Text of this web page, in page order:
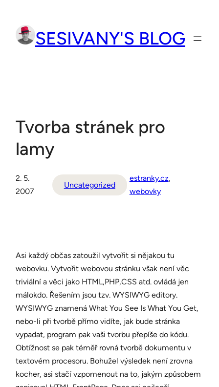
obsah
SESIVANY'S BLOG
Tvorba stránek pro
lamy
2. 5.
2007
Uncategorized
estranky.cz,
webovky
Asi každý občas zatoužil vytvořit si nějakou tu
webovku. Vytvořit webovou stránku však není věc
triviální a věci jako HTML,PHP,CSS atd. ovládá jen
málokdo. Řešením jsou tzv. WYSIWYG editory.
WYSIWYG znamená What You See Is What You Get,
nebo-li při tvorbě přímo vidíte, jak bude stránka
vypadat, program pak vaši tvorbu přepíše do kódu.
Obtížnost se pak téměř rovná tvorbě dokumentu v
textovém procesoru. Bohužel výsledek není zrovna
kocher, asi stačí vzpomenout na to, jakým způsobem